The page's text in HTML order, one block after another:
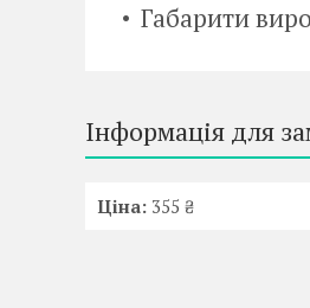
Габарити
Інформація для
Ціна: 355 ₴